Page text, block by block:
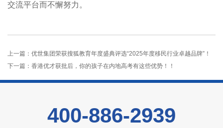
交流平台而不懈努力。
上一篇： 优世集团荣获搜狐教育年度盛典评选“2025年度移民行业卓越品牌”！
下一篇： 香港优才获批后，你的孩子在内地高考有这些优势！！
400-886-2939